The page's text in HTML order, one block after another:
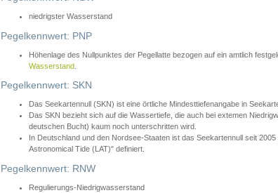
niedrigster Wasserstand
Pegelkennwert: PNP
Höhenlage des Nullpunktes der Pegellatte bezogen auf ein amtlich
Wasserstand
Pegelkennwert: SKN
Das Seekartennull (SKN) ist eine örtliche Mindesttiefenangabe in
Das SKN bezieht sich auf die Wassertiefe, die auch bei extemen
deutschen Bucht) kaum noch unterschritten wird.
In Deutschland und den Nordsee-Staaten ist das Seekartennull seit
Astronomical Tide (LAT)" definiert.
Pegelkennwert: RNW
Regulierungs-Niedrigwasserstand